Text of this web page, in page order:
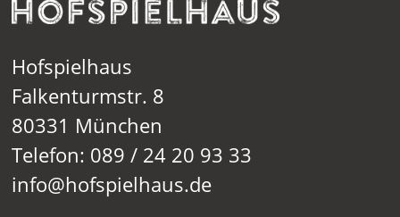
Hofspielhaus
Falkenturmstr. 8
80331 München
Telefon: 089 / 24 20 93 33
info@hofspielhaus.de